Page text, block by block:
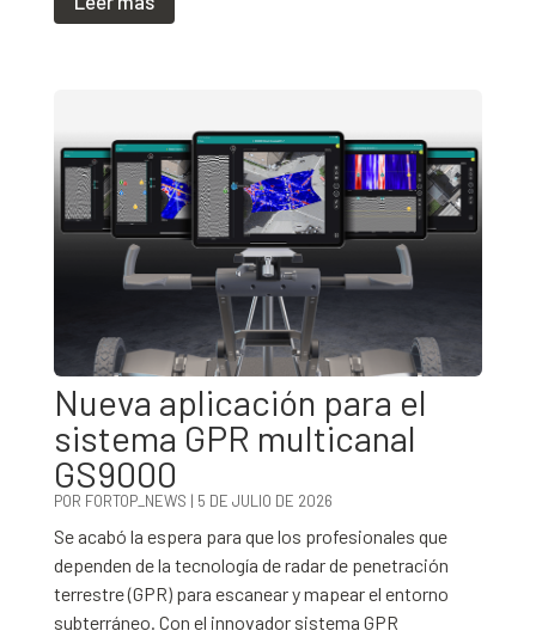
Nueva aplicación para el
sistema GPR multicanal
GS9000
POR FORTOP_NEWS | 5 DE JULIO DE 2026
Se acabó la espera para que los profesionales que
dependen de la tecnología de radar de penetración
terrestre (GPR) para escanear y mapear el entorno
subterráneo. Con el innovador sistema GPR